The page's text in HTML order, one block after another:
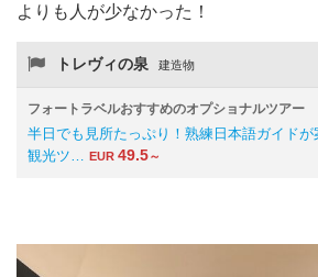
よりも人が少なかった！
トレヴィの泉 建造物
フォートラベルおすすめのオプショナルツアー
半日でも見所たっぷり！熟練日本語ガイド
観光ツ…
EUR 49.5～